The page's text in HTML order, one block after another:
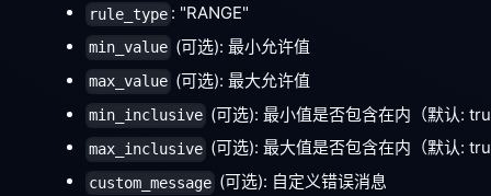
rule_type : "RANGE"
min_value (可选): 最小允许值
max_value (可选): 最大允许值
min_inclusive (可选): 最小值是否包含在内（默认:
max_inclusive (可选): 最大值是否包含在内（默认:
custom_message (可选): 自定义错误消息